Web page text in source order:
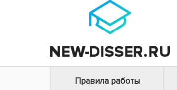
Правила работы